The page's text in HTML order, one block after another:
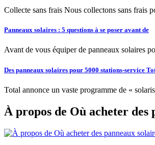
Collecte sans frais Nous collectons sans frais
Panneaux solaires : 5 questions à se poser avant de
Avant de vous équiper de panneaux solaires
Des panneaux solaires pour 5000 stations-service
Total annonce un vaste programme de «
À propos de Où acheter des